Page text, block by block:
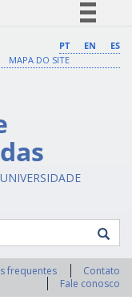
Comunica BR
Legislação
Canais
PT EN
ES
MAPA DO SITE
frequentes
Contato
Fale conosco